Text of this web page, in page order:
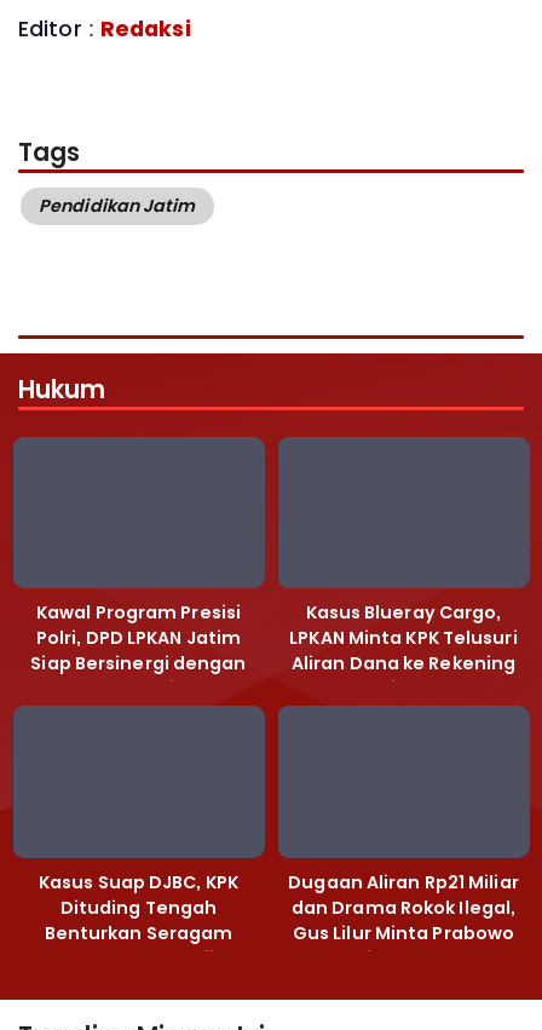
Editor : Redaksi
Tags
Pendidikan Jatim
Hukum
Kawal Program Presisi
Polri, DPD LPKAN Jatim
Siap Bersinergi dengan
Polda Jatim
Kasus Blueray Cargo,
LPKAN Minta KPK Telusuri
Aliran Dana ke Rekening
Heri Black
Kasus Suap DJBC, KPK
Dituding Tengah
Benturkan Seragam
Cokelat dengan Hijau
Dugaan Aliran Rp21 Miliar
dan Drama Rokok Ilegal,
Gus Lilur Minta Prabowo
Bertindak Tegas